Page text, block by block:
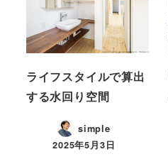
ライフスタイルで算出
する水回り空間
simple
2025年5月3日